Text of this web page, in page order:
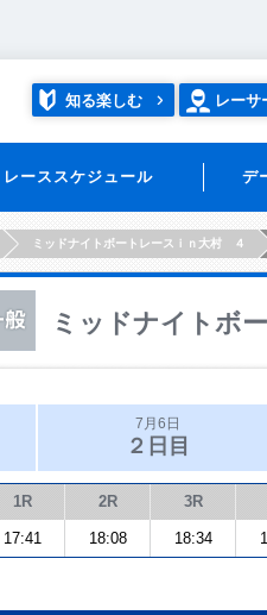
知る楽しむ レーサ
レーススケジュール デ
ミッドナイトボートレースｉｎ大村 ４
ミッドナイトボ
7月6日
２日目
1R 2R 3R
17:41 18:08 18:34